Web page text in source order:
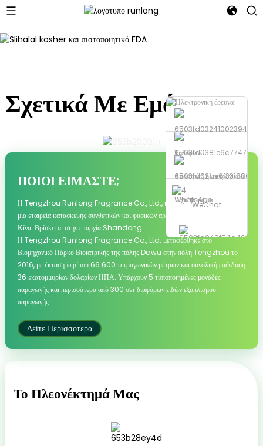
Τηλέφωνο
Αποστολή ηλεκτρονικού
ταχυδρομείου
WhatsApp
WeChat
Σχετικά Με Εμάς
ΠΟΙΟΙ ΕΊΜΑΣΤΕ;
Η Tengzhou Runlong Fragrance Co., Ltd., ιδρύθηκε το 2004 και είναι
μια εταιρεία κατασκευής συνθετικών και φυσικών αρωμάτων και αρωμάτων στην
Κίνα. Βρίσκεται στην επαρχία Shandong.
Η Tengzhou Runlong Fragrance Co., Ltd. μεταφέρθηκε στο
Βιομηχανικό Πάρκο Βιοϊατρικής της πόλης Dawu στην πόλη Tengzhou το
2016, με έκταση περίπου 66.600 τετραγωνικών μέτρων και συνολική επένδυση
36 εκατομμυρίων δολαρίων ΗΠΑ. Υπάρχουν 5 τυποποιημένες μονάδες
παραγωγής και περισσότερα από 300 σετ διαφόρων ειδών εξοπλισμού
παραγωγής.
Δείτε Περισσότερα
Το Πλεονέκτημά Μας